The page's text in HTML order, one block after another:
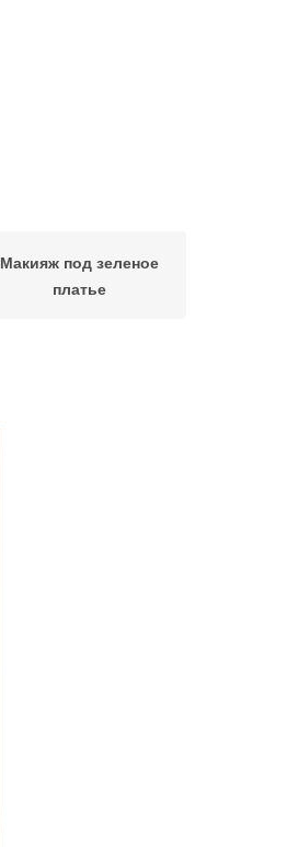
Макияж под зеленое
платье